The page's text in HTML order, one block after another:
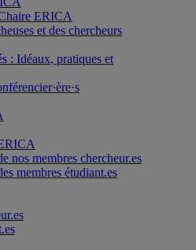
ERICA
et des chercheurs
: Idéaux, pratiques et
nos membres chercheur.es
membres étudiant.es